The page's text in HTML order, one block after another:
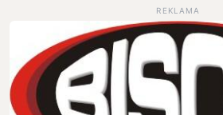
REKLAMA